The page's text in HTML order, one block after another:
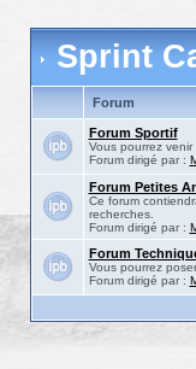
Sprint
Forum
Forum Sportif
Vous pourrez
Forum dirigé par :
Forum Petites
Ce forum
recherches.
Forum dirigé par :
Forum
Vous pourrez
Forum dirigé par :